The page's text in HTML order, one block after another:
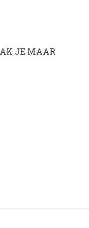
JE MAAR